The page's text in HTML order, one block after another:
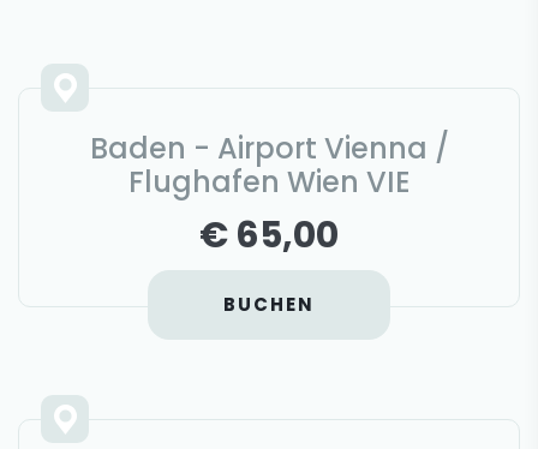
Baden - Airport Vienna /
Flughafen Wien VIE
€ 65,00
BUCHEN